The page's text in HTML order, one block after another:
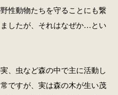
性動物たちを守ることにも繋
したが、それはなぜか…とい
、虫など森の中で主に活動し
ですが、実は森の木が生い茂